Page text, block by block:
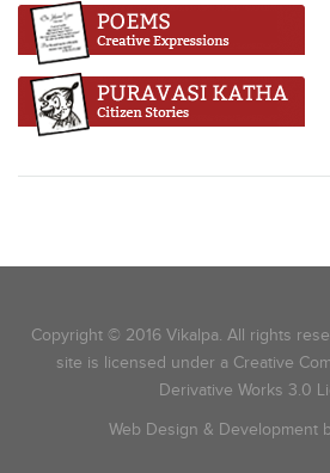
Copyright © 2016 Vikalpa. All rights
site is licensed under a Creative
Derivative Works 3.0
Web Design & Development